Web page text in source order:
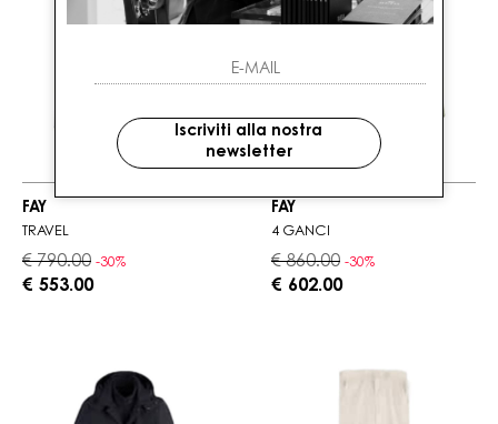
FAY
TRAVEL
€ 790.00 -30%
€ 553.00
FAY
4 GANCI
€ 860.00 -30%
€ 602.00
Iscriviti alla nostra
newsletter